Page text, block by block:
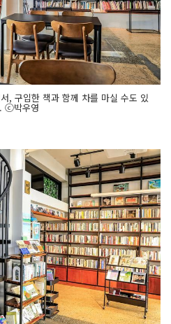
, 구입한 책과 함께 차를 마실 수도 있
ⓒ박우영